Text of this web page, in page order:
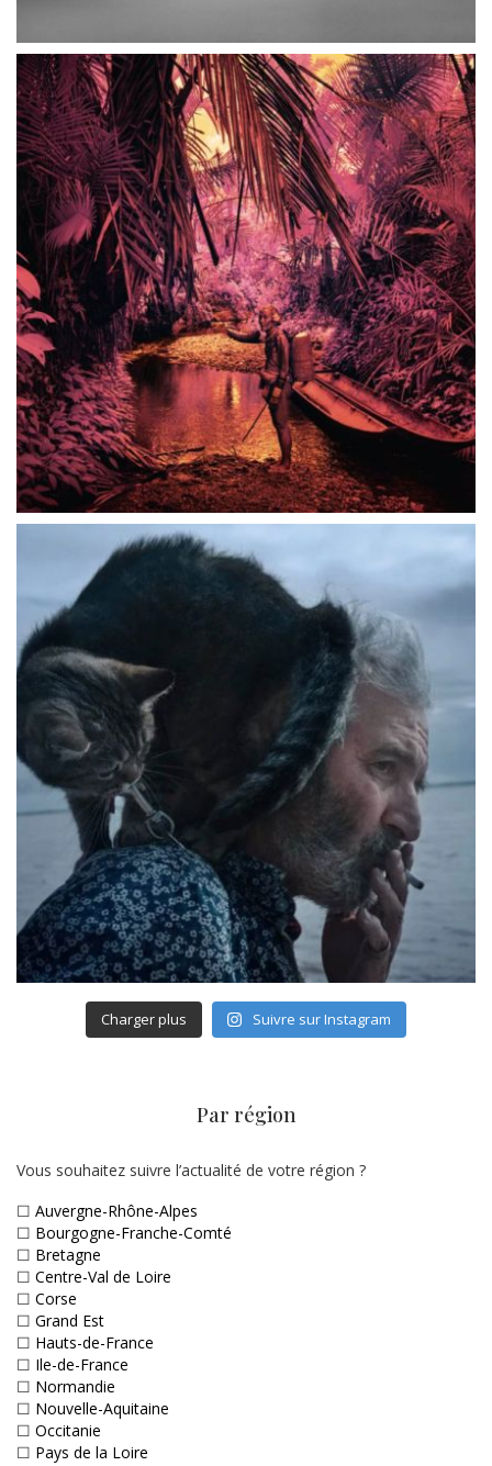
Charger plus Suivre sur Instagram
Par région
Vous souhaitez suivre l’actualité de votre région ?
☐ Auvergne-Rhône-Alpes
☐ Bourgogne-Franche-Comté
☐ Bretagne
☐ Centre-Val de Loire
☐ Corse
☐ Grand Est
☐ Hauts-de-France
☐ Ile-de-France
☐ Normandie
☐ Nouvelle-Aquitaine
☐ Occitanie
☐ Pays de la Loire